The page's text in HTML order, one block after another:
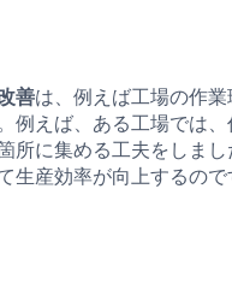
善は、例えば工場の作
例えば、ある工場では
所に集める工夫をしま
生産効率が向上するので